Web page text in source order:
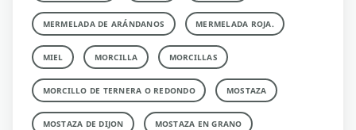
MERMELADA DE ARÁNDANOS MERMELADA ROJA.
MIEL MORCILLA MORCILLAS
MORCILLO DE TERNERA O REDONDO MOSTAZA
MOSTAZA DE DIJON MOSTAZA EN GRANO